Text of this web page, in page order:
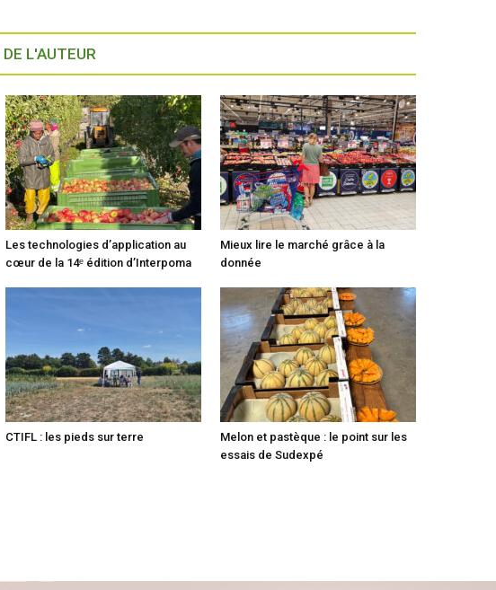
L'AUTEUR
Les technologies d’application au
cœur de la 14ᵉ édition d’Interpoma
Mieux lire le marché grâce à la
donnée
CTIFL : les pieds sur terre
Melon et pastèque : le point sur les
essais de Sudexpé